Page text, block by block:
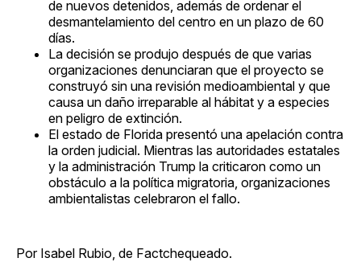
de nuevos detenidos, además de ordenar el
desmantelamiento del centro en un plazo de 60
días.
La decisión se produjo después de que varias
organizaciones denunciaran que el proyecto se
construyó sin una revisión medioambiental y que
causa un daño irreparable al hábitat y a especies
en peligro de extinción.
El estado de Florida presentó una apelación contra
la orden judicial. Mientras las autoridades estatales
y la administración Trump la criticaron como un
obstáculo a la política migratoria, organizaciones
ambientalistas celebraron el fallo.
Por Isabel Rubio, de Factchequeado.